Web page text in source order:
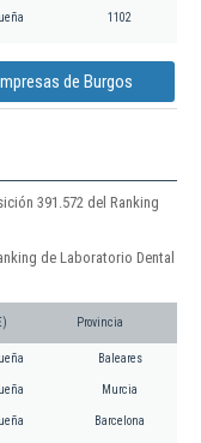
1102
de Burgos
391.572 del Ranking
de Laboratorio Dental
Provincia
Baleares
Murcia
Barcelona